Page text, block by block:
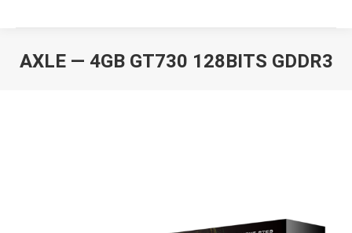
AXLE — 4GB GT730 128BITS GDDR3